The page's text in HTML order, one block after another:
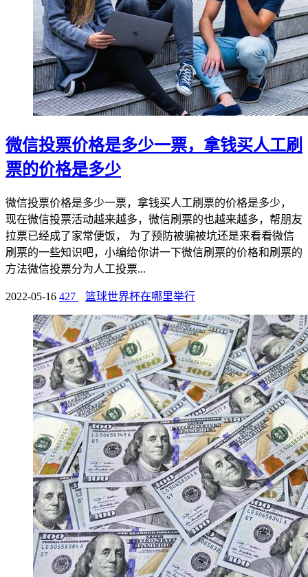
微信投票价格是多少一票，拿钱买人工刷
票的价格是多少
微信投票价格是多少一票，拿钱买人工刷票的价格是多少，
现在微信投票活动越来越多，微信刷票的也越来越多，帮朋友
拉票已经成了家常便饭， 为了预防被骗被坑还是来看看微信
刷票的一些知识吧，小编给你讲一下微信刷票的价格和刷票的
方法微信投票分为人工投票...
2022-05-16 427 篮球世界杯在哪里举行